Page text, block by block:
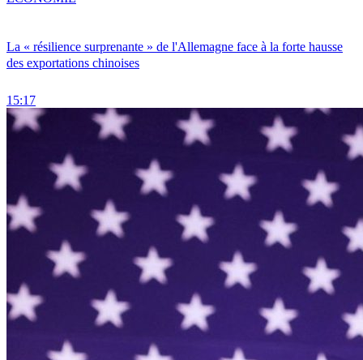
La « résilience surprenante » de l'Allemagne face à la forte hausse
des exportations chinoises
15:17